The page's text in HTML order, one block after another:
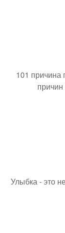
101
Улыбка - это